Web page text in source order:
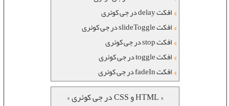
افکت delay در جی کوئری
افکت slideToggle در جی کوئری
افکت stop در جی کوئری
افکت toggle در جی کوئری
افکت fadeIn در جی کوئری
« HTML و CSS در جی کوئری »